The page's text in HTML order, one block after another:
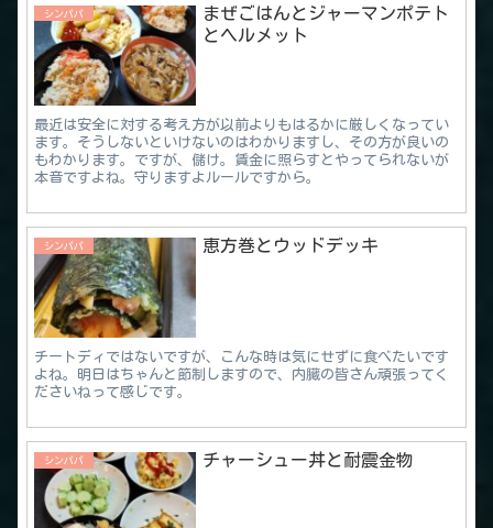
シンパパ
まぜごはんとジャーマンポテト
とヘルメット
最近は安全に対する考え方が以前よりもはるかに厳しくなってい
ます。そうしないといけないのはわかりますし、その方が良いの
もわかります。ですが、儲け。賃金に照らすとやってられないが
本音ですよね。守りますよルールですから。
シンパパ 恵方巻とウッドデッキ
チートディではないですが、こんな時は気にせずに食べたいです
よね。明日はちゃんと節制しますので、内臓の皆さん頑張ってく
ださいねって感じです。
シンパパ チャーシュー丼と耐震金物